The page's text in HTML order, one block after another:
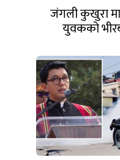
जंगली कुखुरा
युवकको